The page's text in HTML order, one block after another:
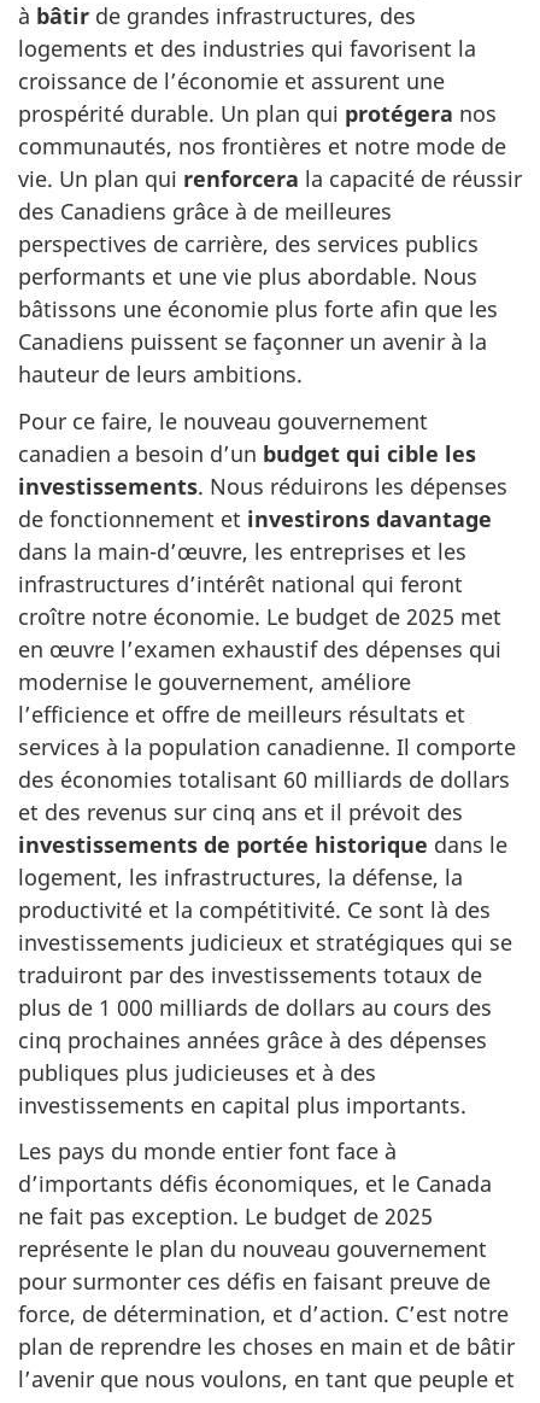
à bâtir de grandes infrastructures, des
logements et des industries qui favorisent la
croissance de l’économie et assurent une
prospérité durable. Un plan qui protégera nos
communautés, nos frontières et notre mode de
vie. Un plan qui renforcera la capacité de réussir
des Canadiens grâce à de meilleures
perspectives de carrière, des services publics
performants et une vie plus abordable. Nous
bâtissons une économie plus forte afin que les
Canadiens puissent se façonner un avenir à la
hauteur de leurs ambitions.
Pour ce faire, le nouveau gouvernement
canadien a besoin d’un budget qui cible les
investissements. Nous réduirons les dépenses
de fonctionnement et investirons davantage
dans la main-d’œuvre, les entreprises et les
infrastructures d’intérêt national qui feront
croître notre économie. Le budget de 2025 met
en œuvre l’examen exhaustif des dépenses qui
modernise le gouvernement, améliore
l’efficience et offre de meilleurs résultats et
services à la population canadienne. Il comporte
des économies totalisant 60 milliards de dollars
et des revenus sur cinq ans et il prévoit des
investissements de portée historique dans le
logement, les infrastructures, la défense, la
productivité et la compétitivité. Ce sont là des
investissements judicieux et stratégiques qui se
traduiront par des investissements totaux de
plus de 1 000 milliards de dollars au cours des
cinq prochaines années grâce à des dépenses
publiques plus judicieuses et à des
investissements en capital plus importants.
Les pays du monde entier font face à
d’importants défis économiques, et le Canada
ne fait pas exception. Le budget de 2025
représente le plan du nouveau gouvernement
pour surmonter ces défis en faisant preuve de
force, de détermination, et d’action. C’est notre
plan de reprendre les choses en main et de bâtir
l’avenir que nous voulons, en tant que peuple et